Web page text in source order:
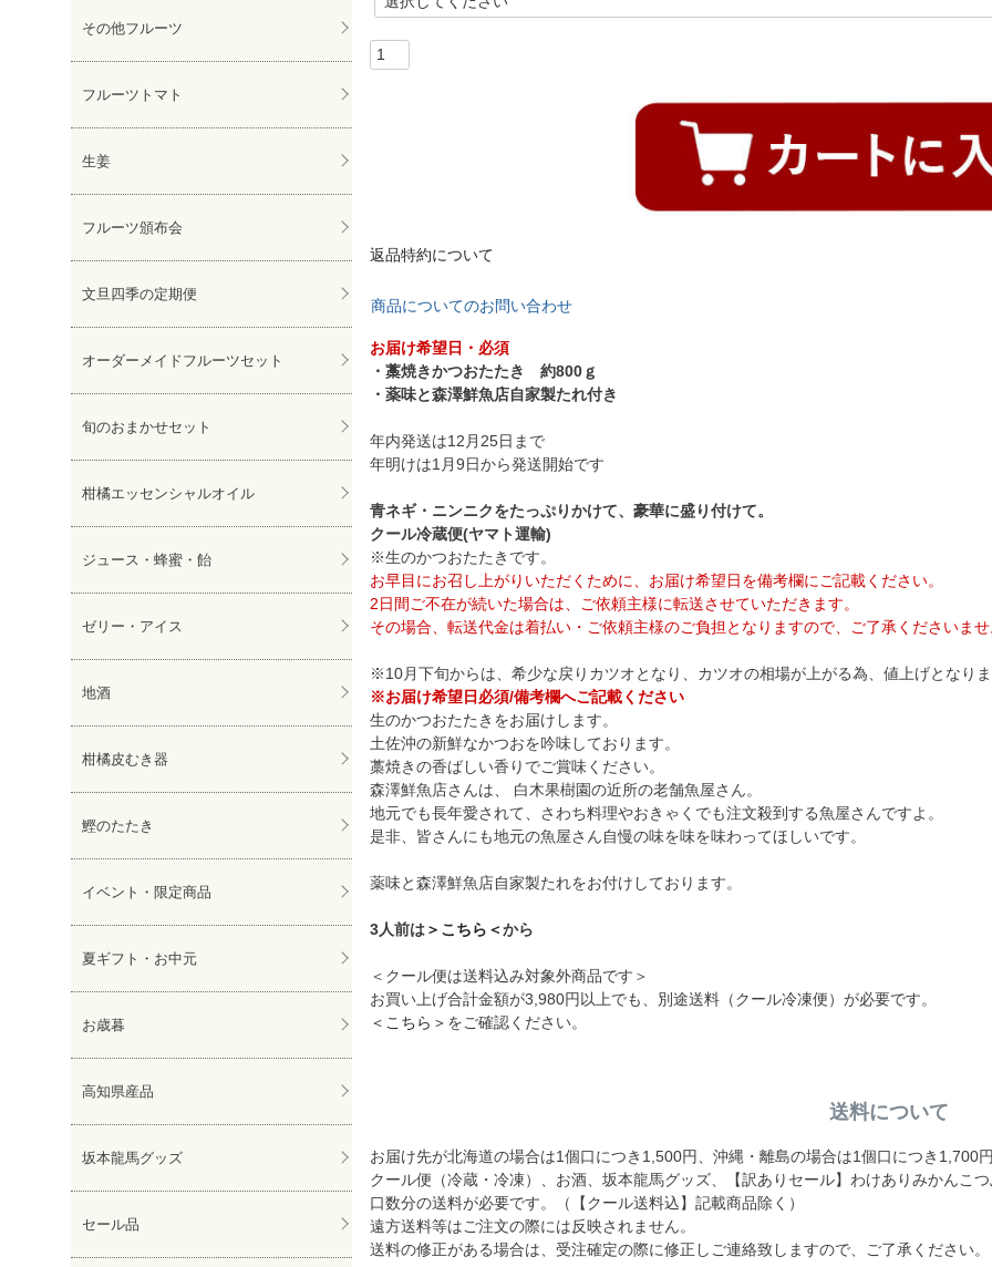
その他フルーツ
フルーツトマト
生姜
フルーツ頒布会
文旦四季の定期便
オーダーメイドフルーツセット
旬のおまかせセット
柑橘エッセンシャルオイル
ジュース・蜂蜜・飴
ゼリー・アイス
地酒
柑橘皮むき器
鰹のたたき
イベント・限定商品
夏ギフト・お中元
お歳暮
高知県産品
坂本龍馬グッズ
セール品
返品特約について
商品についてのお問い合わせ
お届け希望日・必須
・藁焼きかつおたたき 約800ｇ
・薬味と森澤鮮魚店自家製たれ付き
年内発送は12月25日まで
年明けは1月9日から発送開始です
青ネギ・ニンニクをたっぷりかけて、豪華に盛り付けて。
クール冷蔵便(ヤマト運輸)
※生のかつおたたきです。
お早目にお召し上がりいただくために、お届け希望日を備考欄にご記載ください。
2日間ご不在が続いた場合は、ご依頼主様に転送させていただきます。
その場合、転送代金は着払い・ご依頼主様のご負担となりますので、ご了承くださいま
※10月下旬からは、希少な戻りカツオとなり、カツオの相場が上がる為、値上げとなり
※お届け希望日必須/備考欄へご記載ください
生のかつおたたきをお届けします。
土佐沖の新鮮なかつおを吟味しております。
藁焼きの香ばしい香りでご賞味ください。
森澤鮮魚店さんは、 白木果樹園の近所の老舗魚屋さん。
地元でも長年愛されて、さわち料理やおきゃくでも注文殺到する魚屋さんですよ。
是非、皆さんにも地元の魚屋さん自慢の味を味を味わってほしいです。
薬味と森澤鮮魚店自家製たれをお付けしております。
3人前は＞こちら＜から
＜クール便は送料込み対象外商品です＞
お買い上げ合計金額が3,980円以上でも、別途送料（クール冷凍便）が必要です。
＜こちら＞ をご確認ください。
送料について
お届け先が北海道の場合は1個口につき1,500円、沖縄・離島の場合は1個口につき1,700
クール便（冷蔵・冷凍）、お酒、坂本龍馬グッズ、【訳ありセール】わけありみかんこ
口数分の送料が必要です。（【クール送料込】記載商品除く）
遠方送料等はご注文の際には反映されません。
送料の修正がある場合は、受注確定の際に修正しご連絡致しますので、ご了承ください。